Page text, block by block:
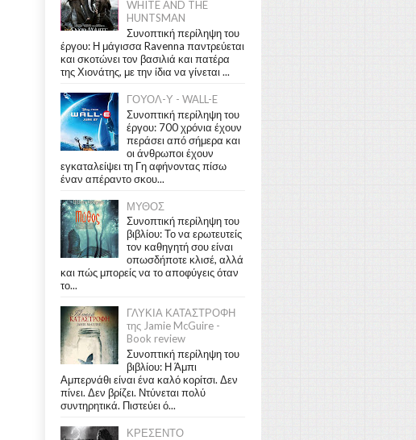
WHITE AND THE
HUNTSMAN
Συνοπτική περίληψη του
έργου: Η μάγισσα Ravenna παντρεύεται
και σκοτώνει τον βασιλιά και πατέρα
της Χιονάτης, με την ίδια να γίνεται ...
ΓΟΥΟΛ-Υ - WALL-E
Συνοπτική περίληψη του
έργου: 700 χρόνια έχουν
περάσει από σήμερα και
οι άνθρωποι έχουν
εγκαταλείψει τη Γη αφήνοντας πίσω
έναν απέραντο σκου...
ΜΥΘΟΣ
Συνοπτική περίληψη του
βιβλίου: Το να ερωτευτείς
τον καθηγητή σου είναι
οπωσδήποτε κλισέ, αλλά
και πώς μπορείς να το αποφύγεις όταν
το...
ΓΛΥΚΙΑ ΚΑΤΑΣΤΡΟΦΗ
της Jamie McGuire -
Book review
Συνοπτική περίληψη του
βιβλίου: Η Άμπι
Αμπερνάθι είναι ένα καλό κορίτσι. Δεν
πίνει. Δεν βρίζει. Ντύνεται πολύ
συντηρητικά. Πιστεύει ό...
ΚΡΕΣΕΝΤΟ